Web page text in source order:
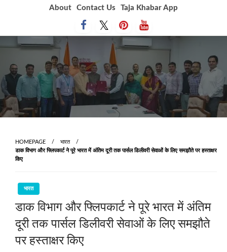
About Contact Us Taja Khabar App
HOMEPAGE
भारत
डाक विभाग और फ्लिपकार्ट ने पूरे भारत में अंतिम दूरी तक पार्सल डिलीवरी सेवाओं के लिए समझौते पर हस्ताक्षर
किए
भारत
डाक विभाग और फ्लिपकार्ट ने पूरे भारत में अंतिम
दूरी तक पार्सल डिलीवरी सेवाओं के लिए समझौते
पर हस्ताक्षर किए